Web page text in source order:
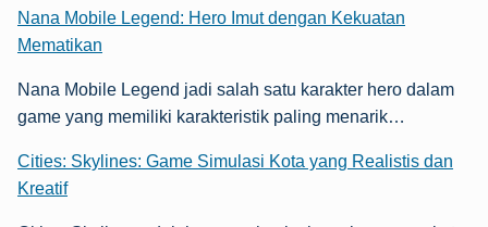
Nana Mobile Legend: Hero Imut dengan Kekuatan
Mematikan
Nana Mobile Legend jadi salah satu karakter hero dalam
game yang memiliki karakteristik paling menarik…
Cities: Skylines: Game Simulasi Kota yang Realistis dan
Kreatif